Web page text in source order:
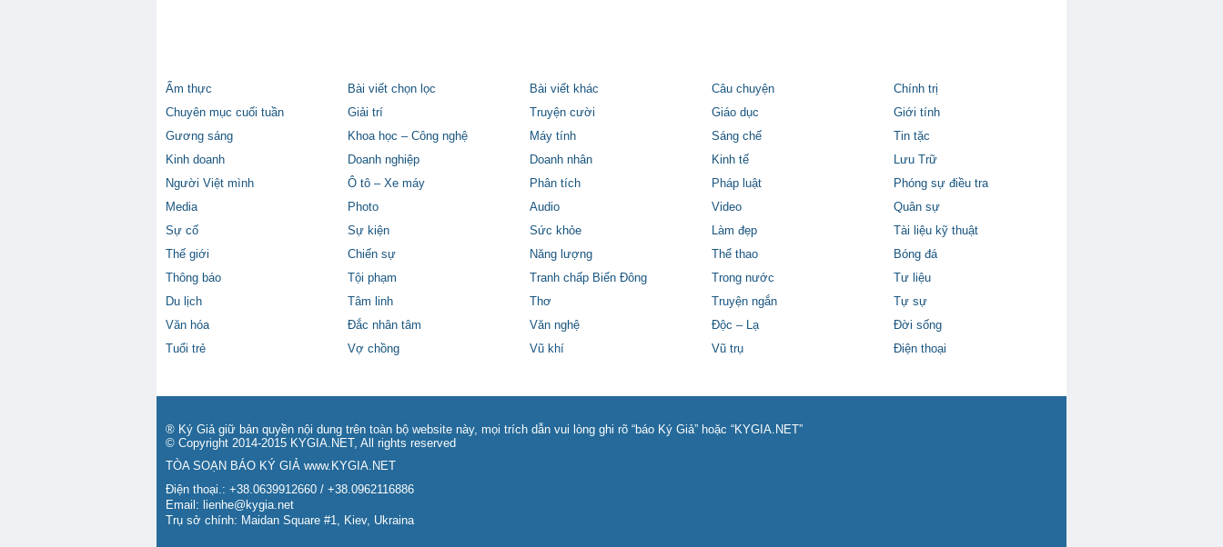
Ẩm thực Bài viết chọn lọc Bài viết khác Câu chuyện
Chính trị
Chuyên mục cuối tuần
Giải trí Truyện cười Giáo dục
Giới tính
Gương sáng
Khoa học – Công nghệ Máy tính Sáng chế
Tin tặc
Kinh doanh
Doanh nghiệp Doanh nhân Kinh tế
Lưu Trữ
Người Việt mình
Ô tô – Xe máy Phân tích Pháp luật
Phóng sự điều tra
Media
Photo Audio Video
Quân sự
Sự cố
Sự kiện Sức khỏe Làm đẹp
Tài liệu kỹ thuật
Thế giới
Chiến sự Năng lượng Thể thao
Bóng đá
Thông báo
Tội phạm Tranh chấp Biển Đông Trong nước
Tư liệu
Du lịch
Tâm linh Thơ Truyện ngắn
Tự sự
Văn hóa
Đắc nhân tâm Văn nghệ Độc – Lạ
Đời sống
Tuổi trẻ
Vợ chồng Vũ khí Vũ trụ Điện thoại
® Ký Giả giữ bản quyền nội dung trên toàn bộ website này, mọi trích dẫn vui lòng ghi rõ “báo Ký Giả” hoặc “KYGIA.NET”
© Copyright 2014-2015 KYGIA.NET, All rights reserved
TÒA SOẠN BÁO KÝ GIẢ www.KYGIA.NET
Điện thoại.: +38.0639912660 / +38.0962116886
Email: lienhe@kygia.net
Trụ sở chính: Maidan Square #1, Kiev, Ukraina